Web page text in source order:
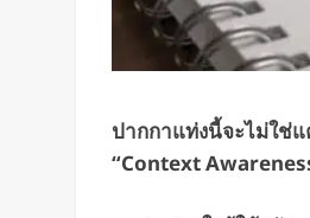
ปากกาแท่งนี้จะไม่ใช่
“Context